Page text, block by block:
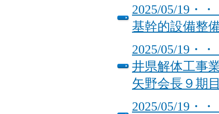
2025/05/19・
基幹的設備整
2025/05/19・
井県解体工事
矢野会長９期
2025/05/19・